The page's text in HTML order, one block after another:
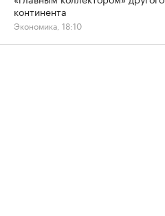
континента
Экономика, 18:10